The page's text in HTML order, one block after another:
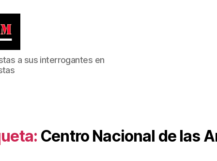
a sus interrogantes en
Centro Nacional de las